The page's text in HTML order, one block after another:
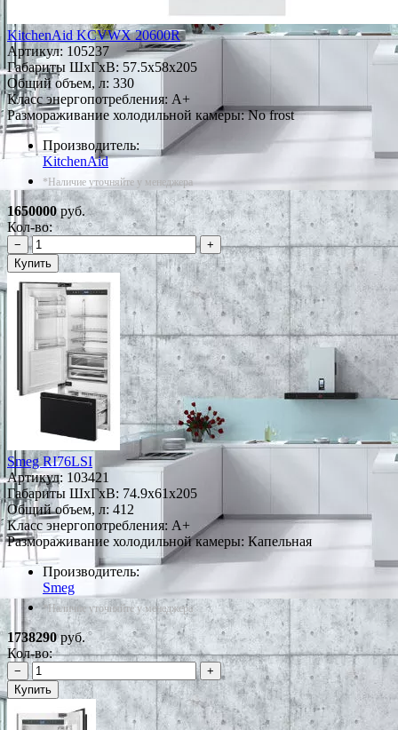
KitchenAid KCVWX 20600R
Артикул: 105237
Габариты ШxГxВ: 57.5x58x205
Общий объем, л: 330
Класс энергопотребления: A+
Размораживание холодильной камеры: No frost
Производитель:
KitchenAid
*Наличие уточняйте у менеджера
1650000руб.
Кол-во:
−
+
Купить
Smeg RI76LSI
Артикул: 103421
Габариты ШxГxВ: 74.9x61x205
Общий объем, л: 412
Класс энергопотребления: A+
Размораживание холодильной камеры: Капельная
Производитель:
Smeg
*Наличие уточняйте у менеджера
1738290руб.
Кол-во:
−
+
Купить